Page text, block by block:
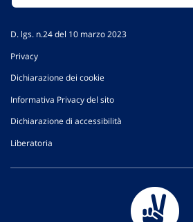
D. lgs. n.24 del 10 marzo 2023
Privacy
Dichiarazione dei cookie
Informativa Privacy del sito
Dichiarazione di accessibilità
Liberatoria